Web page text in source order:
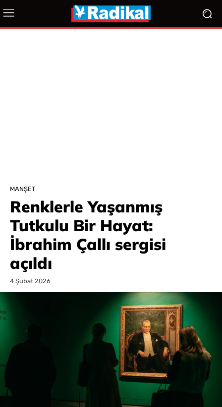
MANŞET
Renklerle Yaşanmış
Tutkulu Bir Hayat:
İbrahim Çallı sergisi
açıldı
4 Şubat 2026